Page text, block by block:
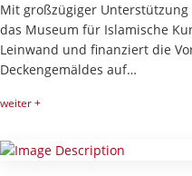
Mit großzügiger
das Museum für Islamische
Leinwand und finanziert die
Deckengemäldes auf…
weiter +